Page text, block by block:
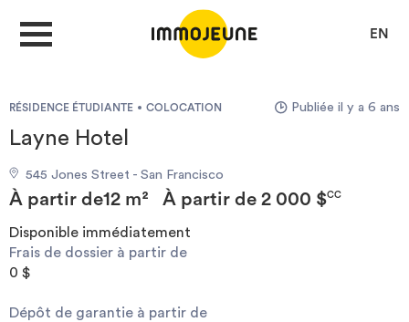
EN
DÉPOSER UNE ANNONCE
Je cherche un logement
Je propose un bien
RÉSIDENCE ÉTUDIANTE COLOCATION Publiée il y a 6 ans
Layne Hotel
545 Jones Street - San Francisco
À partir de12 m² À partir de 2 000 $CC
Disponible immédiatement
Frais de dossier à partir de
0 $
Dépôt de garantie à partir de